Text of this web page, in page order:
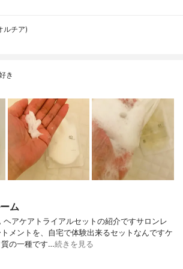
ルチア)
き
ム
ヘアケアトライアルセットの紹介ですサロンレ
メントを、自宅で体験出来るセットなんですケ
の一種です…続きを見る